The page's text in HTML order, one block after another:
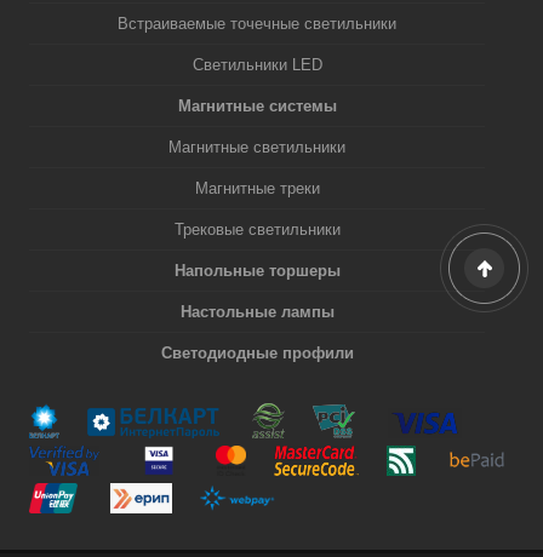
Встраиваемые точечные светильники
Светильники LED
Магнитные системы
Магнитные светильники
Магнитные треки
Трековые светильники
Напольные торшеры
Настольные лампы
Светодиодные профили